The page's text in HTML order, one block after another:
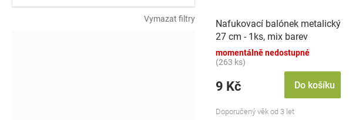
Vymazat filtry
Nafukovací balónek metalický
27 cm - 1ks, mix barev
momentálně nedostupné
(263 ks)
9 Kč Do košíku
Doporučený věk od 3 let